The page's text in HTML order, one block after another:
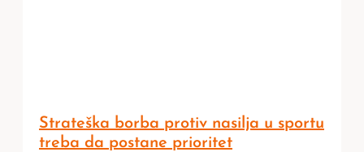
Strateška borba protiv nasilja u sportu
treba da postane prioritet